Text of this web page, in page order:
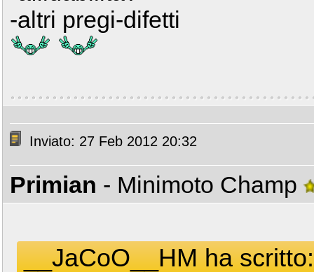
-altri pregi-difetti
Inviato: 27 Feb 2012 20:32
Primian - Minimoto Champ
__JaCoO__HM ha scritto: